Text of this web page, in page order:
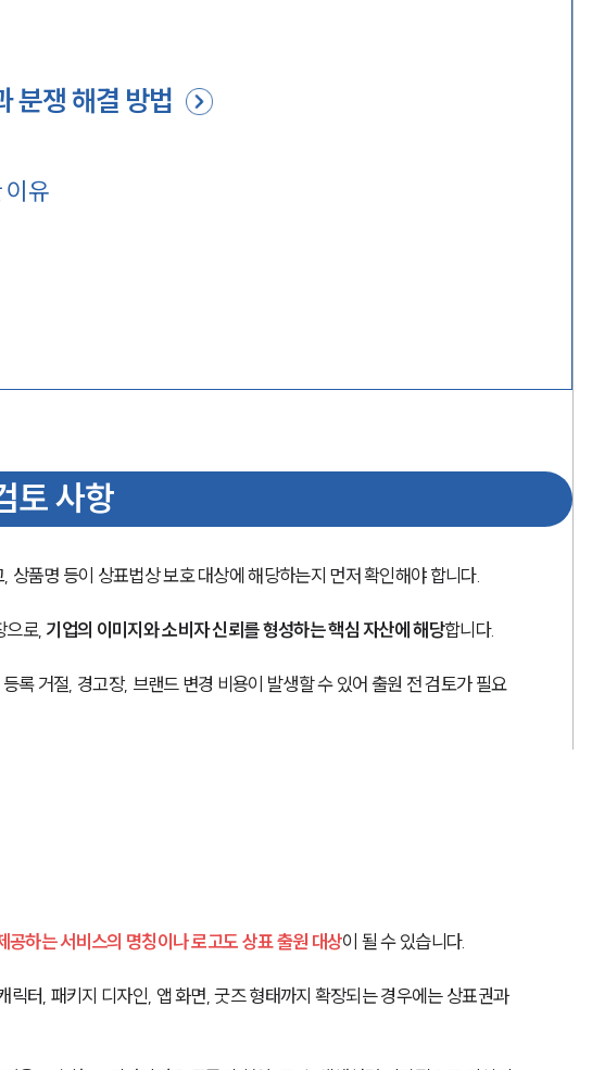
분쟁 해결 방법
이유
토 사항
품명 등이 상표법상 보호 대상에 해당하는지 먼저 확인해야 합니다.
으로, 기업의 이미지와 소비자 신뢰를 형성하는 핵심 자산에 해당합니다.
록 거절, 경고장, 브랜드 변경 비용이 발생할 수 있어 출원 전 검토가 필요
공하는 서비스의 명칭이나 로고도 상표 출원 대상이 될 수 있습니다.
터, 패키지 디자인, 앱 화면, 굿즈 형태까지 확장되는 경우에는 상표권과